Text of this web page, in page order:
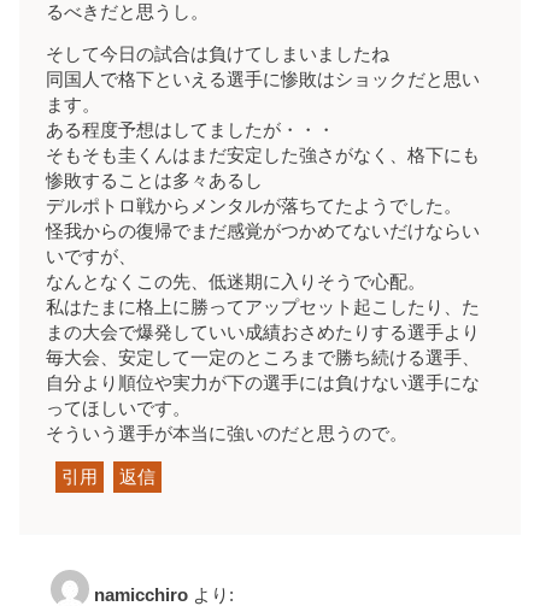
るべきだと思うし。
そして今日の試合は負けてしまいましたね
同国人で格下といえる選手に惨敗はショックだと思い
ます。
ある程度予想はしてましたが・・・
そもそも圭くんはまだ安定した強さがなく、格下にも
惨敗することは多々あるし
デルポトロ戦からメンタルが落ちてたようでした。
怪我からの復帰でまだ感覚がつかめてないだけならい
いですが、
なんとなくこの先、低迷期に入りそうで心配。
私はたまに格上に勝ってアップセット起こしたり、た
まの大会で爆発していい成績おさめたりする選手より
毎大会、安定して一定のところまで勝ち続ける選手、
自分より順位や実力が下の選手には負けない選手にな
ってほしいです。
そういう選手が本当に強いのだと思うので。
引用 返信
namicchiro より: